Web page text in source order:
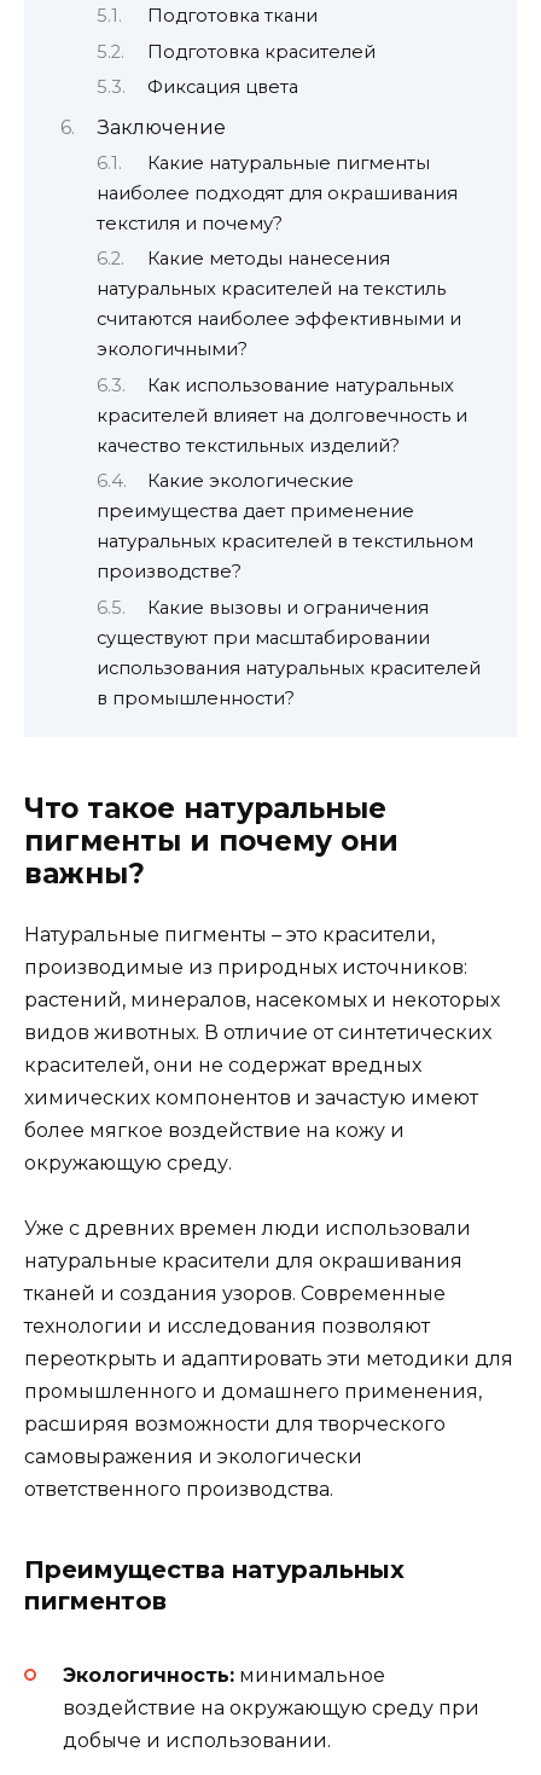
Подготовка ткани
Подготовка красителей
Фиксация цвета
Заключение
Какие натуральные пигменты
наиболее подходят для окрашивания
текстиля и почему?
Какие методы нанесения
натуральных красителей на текстиль
считаются наиболее эффективными и
экологичными?
Как использование натуральных
красителей влияет на долговечность и
качество текстильных изделий?
Какие экологические
преимущества дает применение
натуральных красителей в текстильном
производстве?
Какие вызовы и ограничения
существуют при масштабировании
использования натуральных красителей
в промышленности?
Что такое натуральные
пигменты и почему они
важны?
Натуральные пигменты – это красители,
производимые из природных источников:
растений, минералов, насекомых и некоторых
видов животных. В отличие от синтетических
красителей, они не содержат вредных
химических компонентов и зачастую имеют
более мягкое воздействие на кожу и
окружающую среду.
Уже с древних времен люди использовали
натуральные красители для окрашивания
тканей и создания узоров. Современные
технологии и исследования позволяют
переоткрыть и адаптировать эти методики для
промышленного и домашнего применения,
расширяя возможности для творческого
самовыражения и экологически
ответственного производства.
Преимущества натуральных
пигментов
Экологичность: минимальное
воздействие на окружающую среду при
добыче и использовании.